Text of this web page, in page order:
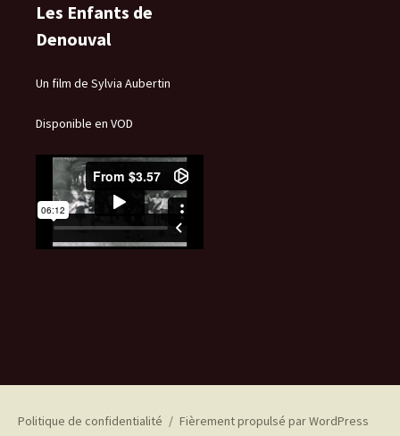
Les Enfants de
Denouval
Un film de Sylvia Aubertin
Disponible en VOD
Politique de confidentialité Fièrement propulsé par WordPress